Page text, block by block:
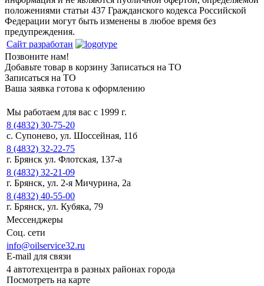
положениями статьи 437 Гражданского кодекса Российской
Федерации могут быть изменены в любое время без
предупреждения.
Сайт разработан
Позвоните нам!
Добавьте товар в корзину Записаться на ТО
Записаться на ТО
Ваша заявка готова к оформлению
Мы работаем для вас с 1999 г.
8 (4832) 30-75-20
с. Супонево, ул. Шоссейная, 11б
8 (4832) 32-22-75
г. Брянск ул. Флотская, 137-а
8 (4832) 32-21-09
г. Брянск, ул. 2-я Мичурина, 2а
8 (4832) 40-55-00
г. Брянск, ул. Кубяка, 79
Мессенджеры
Соц. сети
info@oilservice32.ru
E-mail для связи
4 автотехцентра в разных районах города
Посмотреть на карте